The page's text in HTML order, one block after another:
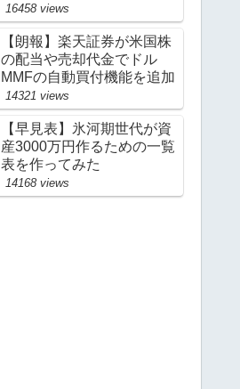
16458 views
【朗報】楽天証券が米国株
の配当や売却代金でドル
MMFの自動買付機能を追加
14321 views
【早見表】氷河期世代が資
産3000万円作るための一覧
表を作ってみた
14168 views